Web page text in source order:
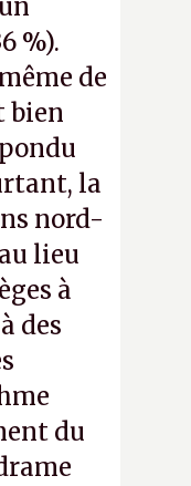
%).
de
bien
la
nord-
lieu
à
des
du